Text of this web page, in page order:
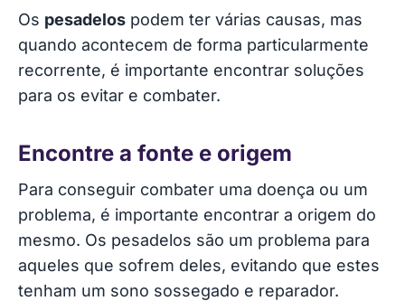
Os pesadelos podem ter várias causas, mas
quando acontecem de forma particularmente
recorrente, é importante encontrar soluções
para os evitar e combater.
Encontre a fonte e origem
Para conseguir combater uma doença ou um
problema, é importante encontrar a origem do
mesmo. Os pesadelos são um problema para
aqueles que sofrem deles, evitando que estes
tenham um sono sossegado e reparador.